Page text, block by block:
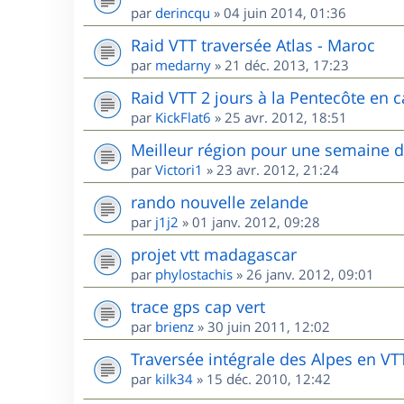
par derincqu » 04 juin 2014, 01:36
Raid VTT traversée Atlas - Maroc
par medarny » 21 déc. 2013, 17:23
Raid VTT 2 jours à la Pentecôte en
par KickFlat6 » 25 avr. 2012, 18:51
Meilleur région pour une semaine
par Victori1 » 23 avr. 2012, 21:24
rando nouvelle zelande
par j1j2 » 01 janv. 2012, 09:28
projet vtt madagascar
par phylostachis » 26 janv. 2012, 09:01
trace gps cap vert
par brienz » 30 juin 2011, 12:02
Traversée intégrale des Alpes en
par kilk34 » 15 déc. 2010, 12:42